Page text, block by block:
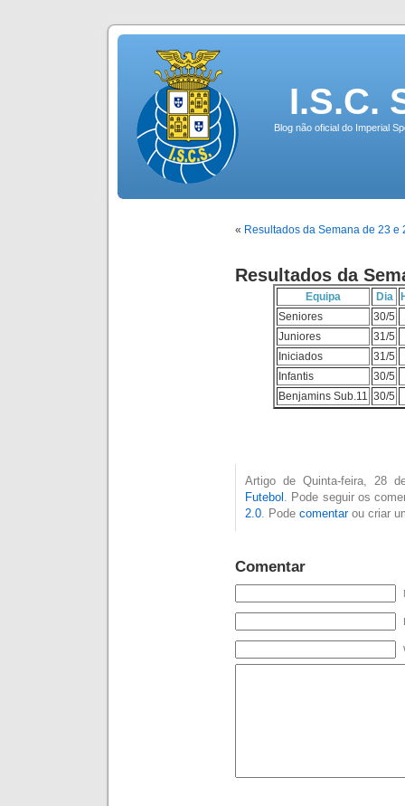
I.S.C.
Blog não oficial do Imperial
« Resultados da Semana de 23 e
Resultados da
Equipa Dia
Seniores
30/5
Juniores
31/5
Iniciados
31/5
Infantis
30/5
Benjamins Sub.11 30/5
Artigo de Quinta-feira, 28
Futebol . Pode seguir os
2.0 . Pode comentarou criar
Comentar